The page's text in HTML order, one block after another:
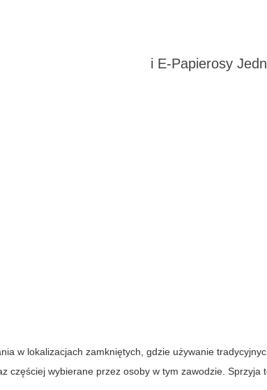
i E-Papierosy
w lokalizacjach zamkniętych, gdzie używanie
częściej wybierane przez osoby w tym zawodzie. Sprzyja